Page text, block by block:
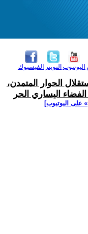
الفيسبوك التويتر اليوتيوب
الحوار المتمدن،
اليساري الحر
على اليوتيوب]